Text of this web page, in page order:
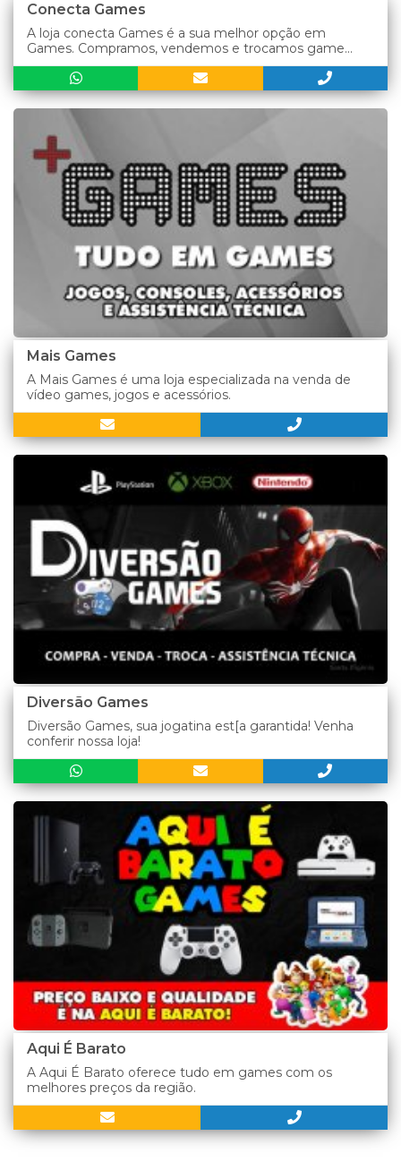
Conecta Games
A loja conecta Games é a sua melhor opção em
Games. Compramos, vendemos e trocamos game...
Mais Games
A Mais Games é uma loja especializada na venda de
vídeo games, jogos e acessórios.
Diversão Games
Diversão Games, sua jogatina est[a garantida! Venha
conferir nossa loja!
Aqui É Barato
A Aqui É Barato oferece tudo em games com os
melhores preços da região.